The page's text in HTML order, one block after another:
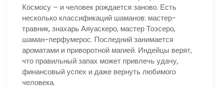
Космосу – и человек рождается заново. Есть
несколько классификаций шаманов: мастер-
травник, знахарь Аяуаскеро, мастер Тоэсеро,
шаман-перфумерос. Последний занимается
ароматами и приворотной магией. Индейцы верят,
что правильный запах может привлечь удачу,
финансовый успех и даже вернуть любимого
человека.